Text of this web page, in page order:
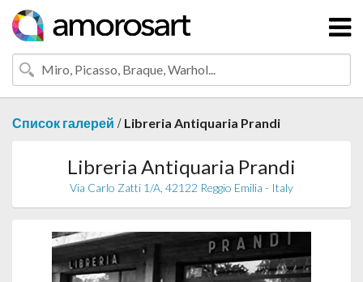
Список галерей / Libreria Antiquaria Prandi
Libreria Antiquaria Prandi
Via Carlo Zatti 1/A, 42122 Reggio Emilia - Italy